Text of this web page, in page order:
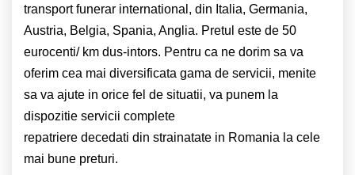
transport funerar international, din Italia, Germania,
Austria, Belgia, Spania, Anglia. Pretul este de 50
eurocenti/ km dus-intors. Pentru ca ne dorim sa va
oferim cea mai diversificata gama de servicii, menite
sa va ajute in orice fel de situatii, va punem la
dispozitie servicii complete
repatriere decedati din strainatate in Romania la cele
mai bune preturi.